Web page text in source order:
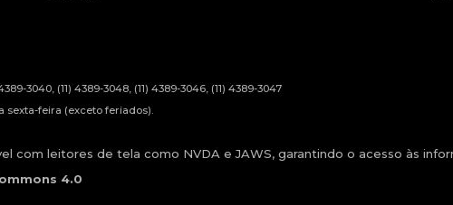
3040, (11) 4389-3048, (11) 4389-3046, (11) 4389-3047
sexta-feira (exceto feriados).
com leitores de tela como NVDA e JAWS, garantindo o acesso às
4.0